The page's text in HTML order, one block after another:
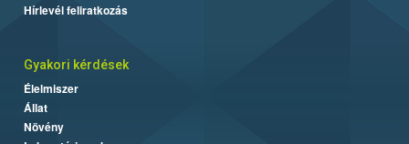
Hírlevél feliratkozás
Gyakori kérdések
Élelmiszer
Állat
Növény